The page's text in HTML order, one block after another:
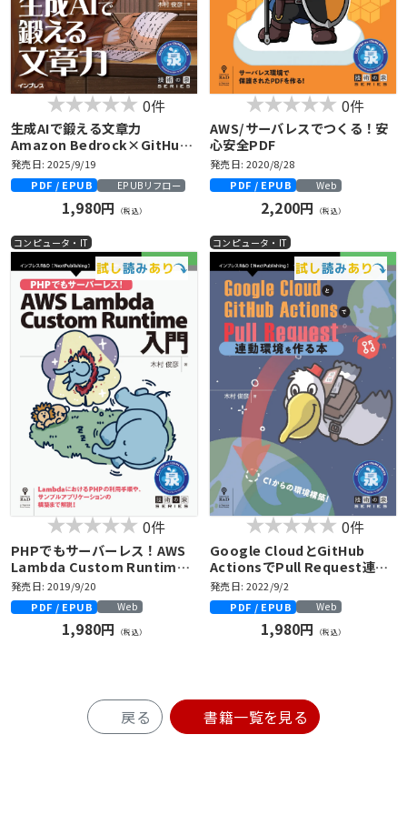
0件
生成AIで鍛える文章力
Amazon Bedrock×GitHub
Actionsで作る次世代校正ワー
クフロー
発売日: 2025/9/19
PDF / EPUB
EPUBリフロー
1,980円 （税込）
0件
AWS/サーバレスでつくる！安
心安全PDF
発売日: 2020/8/28
PDF / EPUB
Web
2,200円 （税込）
コンピュータ・IT
0件
PHPでもサーバーレス！AWS
Lambda Custom Runtime
入門
発売日: 2019/9/20
PDF / EPUB
Web
1,980円 （税込）
コンピュータ・IT
0件
Google CloudとGitHub
ActionsでPull Request連動
環境を作る本
発売日: 2022/9/2
PDF / EPUB
Web
1,980円 （税込）
戻る 書籍一覧を見る